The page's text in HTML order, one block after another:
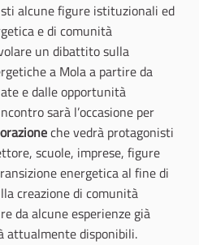
alcune figure istituzionali ed
e di comunità
un dibattito sulla
a Mola a partire da
e dalle opportunità
sarà l’occasione per
che vedrà protagonisti
scuole, imprese, figure
energetica al fine di
creazione di comunità
da alcune esperienze già
attualmente disponibili.